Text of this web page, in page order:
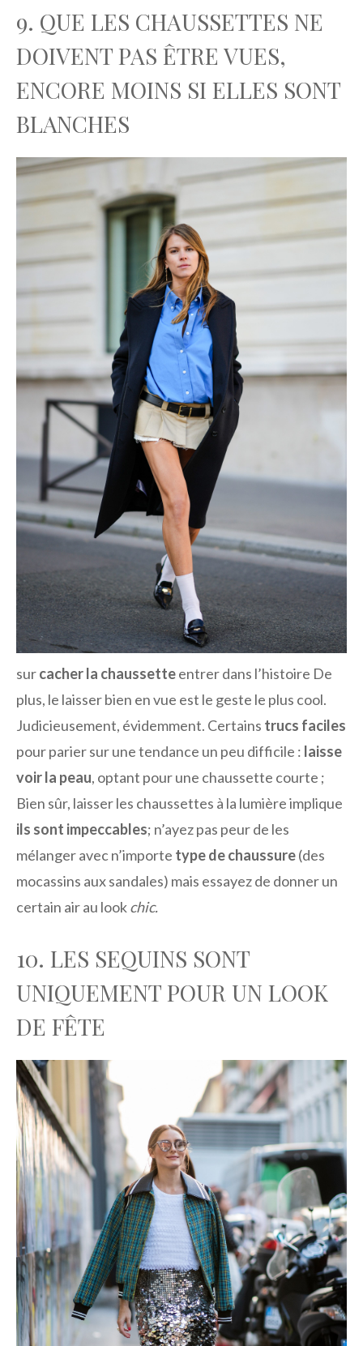
9. QUE LES CHAUSSETTES NE
DOIVENT PAS ÊTRE VUES,
ENCORE MOINS SI ELLES SONT
BLANCHES
surcacher la chaussetteentrer dans l’histoire De
plus, le laisser bien en vue est le geste le plus cool.
Judicieusement, évidemment. Certains trucs faciles
pour parier sur une tendance un peu difficile : laisse
voir la peau, optant pour une chaussette courte ;
Bien sûr, laisser les chaussettes à la lumière implique
ils sont impeccables; n’ayez pas peur de les
mélanger avec n’importe type de chaussure(des
mocassins aux sandales) mais essayez de donner un
certain air au lookchic.
10. LES SEQUINS SONT
UNIQUEMENT POUR UN LOOK
DE FÊTE